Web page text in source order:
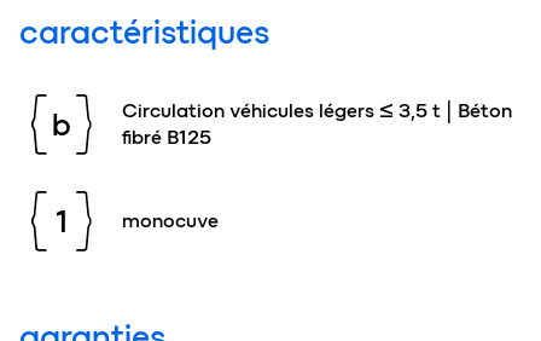
caractéristiques
b
Circulation véhicules légers ≤ 3,5 t | Béton
fibré B125
1 monocuve